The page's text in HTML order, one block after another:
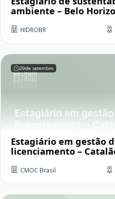
ambiente – Belo
HIDROBR
29de setembro
Estagiário em gestão
licenciamento –
CMOC Brasil